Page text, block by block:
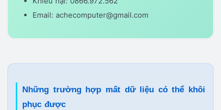
Email: achecomputer@gmail.com
Những trường hợp mất dữ liệu có thể khôi
phục được